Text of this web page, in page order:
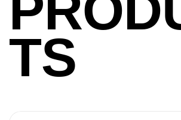
Canne Sunset
420 Cm 100-250 G
Cannes
TS